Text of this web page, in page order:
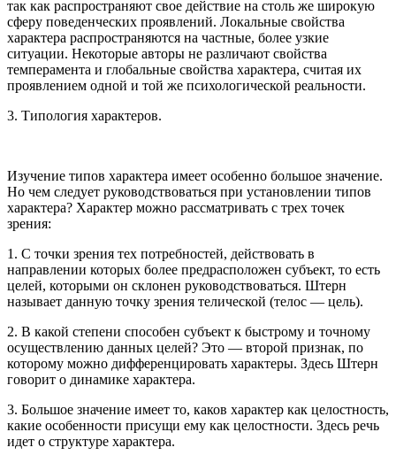
так как распространяют свое действие на столь же широкую
сферу поведенческих проявлений. Локальные свойства
характера распространяются на частные, более узкие
ситуации. Некоторые авторы не различают свойства
темперамента и глобальные свойства характера, считая их
проявлением одной и той же психологической реальности.
3. Типология характеров.
Изучение типов характера имеет особенно большое значение.
Но чем следует руководствоваться при установлении типов
характера? Характер можно рассматривать с трех точек
зрения:
1. С точки зрения тех потребностей, действовать в
направлении которых более предрасположен субъект, то есть
целей, которыми он склонен руководствоваться. Штерн
называет данную точку зрения телической (телос — цель).
2. В какой степени способен субъект к быстрому и точному
осуществлению данных целей? Это — второй признак, по
которому можно дифференцировать характеры. Здесь Штерн
говорит о динамике характера.
3. Большое значение имеет то, каков характер как целостность,
какие особенности присущи ему как целостности. Здесь речь
идет о структуре характера.